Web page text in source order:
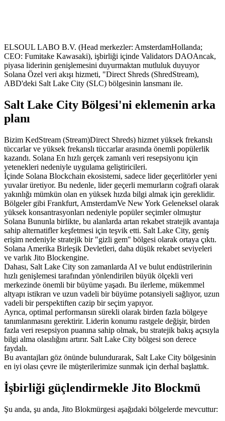
ELSOUL LABO B.V. (Head merkezler: AmsterdamHollanda;
CEO: Fumitake Kawasaki), işbirliği içinde Validators DAOAncak,
piyasa liderinin genişlemesini duyurmaktan mutluluk duyuyor
Solana Özel veri akışı hizmeti, "Direct Shreds (ShredStream),
ABD'deki Salt Lake City (SLC) bölgesinin lansmanı ile.
Salt Lake City Bölgesi'ni eklemenin arka
planı
Bizim KedStream (Stream)Direct Shreds) hizmet yüksek frekanslı
tüccarlar ve yüksek frekanslı tüccarlar arasında önemli popülerlik
kazandı. Solana En hızlı gerçek zamanlı veri resepsiyonu için
yetenekleri nedeniyle uygulama geliştiricileri.
İçinde Solana Blockchain ekosistemi, sadece lider geçerlitörler yeni
yuvalar üretiyor. Bu nedenle, lider geçerli memurların coğrafi olarak
yakınlığı mümkün olan en yüksek hızda bilgi almak için gereklidir.
Bölgeler gibi Frankfurt, AmsterdamVe New York Geleneksel olarak
yüksek konsantrasyonları nedeniyle popüler seçimler olmuştur
Solana Bununla birlikte, bu alanlarda artan rekabet stratejik avantaja
sahip alternatifler keşfetmesi için teşvik etti. Salt Lake City, geniş
erişim nedeniyle stratejik bir "gizli gem" bölgesi olarak ortaya çıktı.
Solana Amerika Birleşik Devletleri, daha düşük rekabet seviyeleri
ve varlık Jito Blockengine.
Dahası, Salt Lake City son zamanlarda AI ve bulut endüstrilerinin
hızlı genişlemesi tarafından yönlendirilen büyük ölçekli veri
merkezinde önemli bir büyüme yaşadı. Bu ilerleme, mükemmel
altyapı istikrarı ve uzun vadeli bir büyüme potansiyeli sağlıyor, uzun
vadeli bir perspektiften cazip bir seçim yapıyor.
Ayrıca, optimal performansın sürekli olarak birden fazla bölgeye
tanımlanmasını gerektirir. Liderin konumu rastgele değişir, birden
fazla veri resepsiyon puanına sahip olmak, bu stratejik bakış açısıyla
bilgi alma olasılığını artırır. Salt Lake City bölgesi son derece
faydalı.
Bu avantajları göz önünde bulundurarak, Salt Lake City bölgesinin
en iyi olası çevre ile müşterilerimize sunmak için derhal başlattık.
İşbirliği güçlendirmekle Jito Blockmü
Şu anda, şu anda, Jito Blokmürgesi aşağıdaki bölgelerde mevcuttur: